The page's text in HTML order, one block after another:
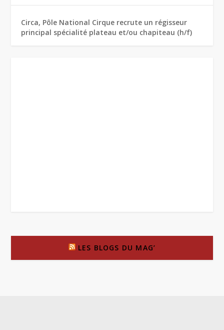
Circa, Pôle National Cirque recrute un régisseur
principal spécialité plateau et/ou chapiteau (h/f)
LES BLOGS DU MAG’